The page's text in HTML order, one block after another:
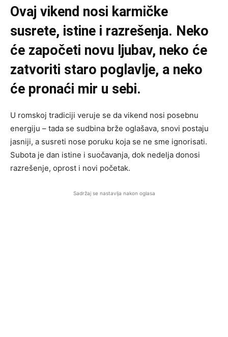
Ovaj vikend nosi karmičke
susrete, istine i razrešenja. Neko
će započeti novu ljubav, neko će
zatvoriti staro poglavlje, a neko
će pronaći mir u sebi.
U romskoj tradiciji veruje se da vikend nosi posebnu
energiju – tada se sudbina brže oglašava, snovi postaju
jasniji, a susreti nose poruku koja se ne sme ignorisati.
Subota je dan istine i suočavanja, dok nedelja donosi
razrešenje, oprost i novi početak.
Sadržaj se nastavlja nakon oglasa